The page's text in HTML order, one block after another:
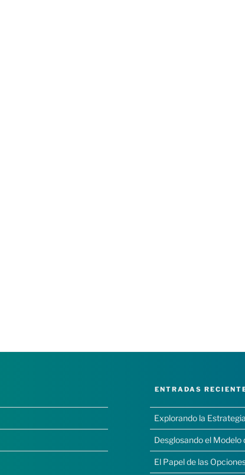
ENTRADAS
Explorando la
Desglosando el Modelo
El Papel de las